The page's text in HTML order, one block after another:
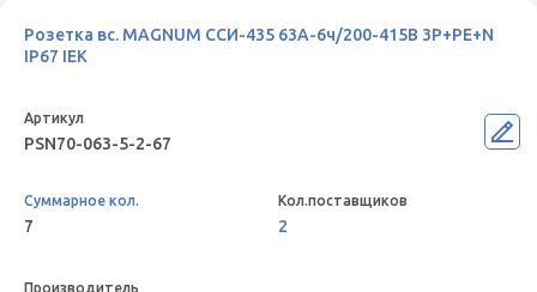
Розетка вс. MAGNUM ССИ-435 63А-6ч/200-415В 3P+PE+N
IP67 IEK
PSN70-063-5-2-67
7 2